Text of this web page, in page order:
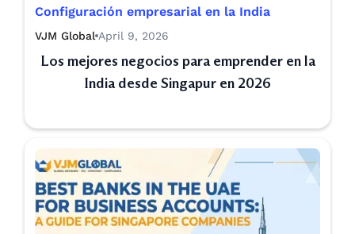
Configuración empresarial en la India
VJM Global April 9, 2026
Los mejores negocios para emprender en la
India desde Singapur en 2026